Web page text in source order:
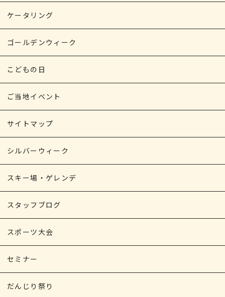
ケータリング
ゴールデンウィーク
こどもの日
ご当地イベント
サイトマップ
シルバーウィーク
スキー場・ゲレンデ
スタッフブログ
スポーツ大会
セミナー
だんじり祭り